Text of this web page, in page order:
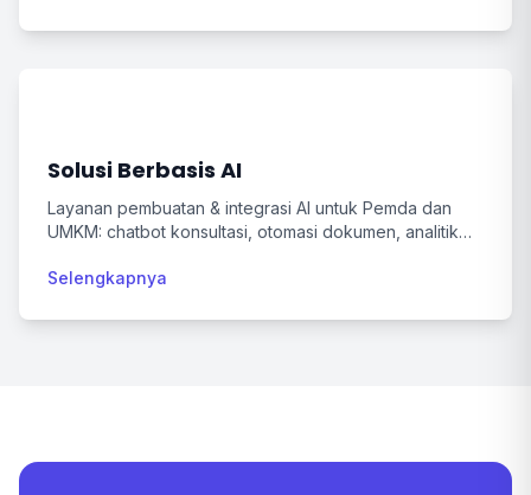
Solusi Berbasis AI
Layanan pembuatan & integrasi AI untuk Pemda dan
UMKM: chatbot konsultasi, otomasi dokumen, analitik
Selengkapnya